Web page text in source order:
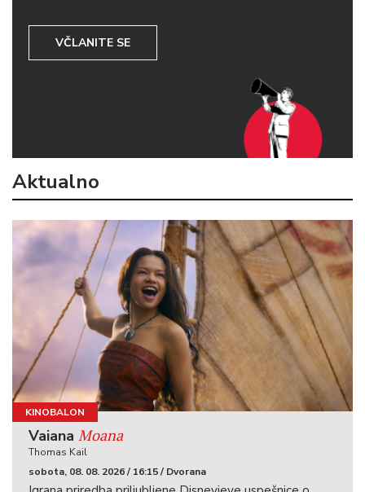
VČLANITE SE
Aktualno
KINOBALON
Vaiana Moana
Thomas Kail
sobota, 08. 08. 2026 / 16:15 / Dvorana